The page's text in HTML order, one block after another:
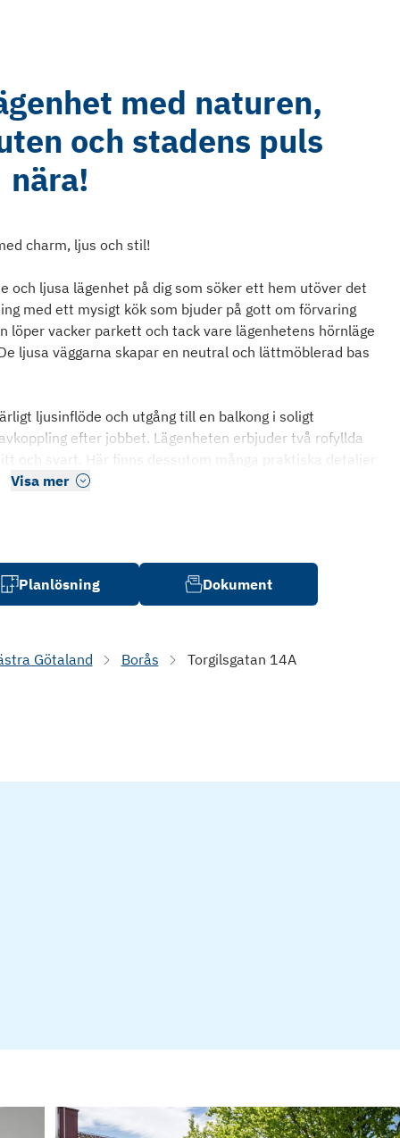
med naturen,
och stadens puls
nära!
charm, ljus och stil!
och ljusa lägenhet på dig som söker ett hem utöver det
med ett mysigt kök som bjuder på gott om förvaring
löper vacker parkett och tack vare lägenhetens hörnläge
ljusa väggarna skapar en neutral och lättmöblerad bas
ljusinflöde och utgång till en balkong i soligt
efter jobbet. Lägenheten erbjuder två rofyllda
och svart. Här finns dessutom många praktiska detaljer
Visa mer
Planlösning Dokument
Götaland Borås Torgilsgatan 14A